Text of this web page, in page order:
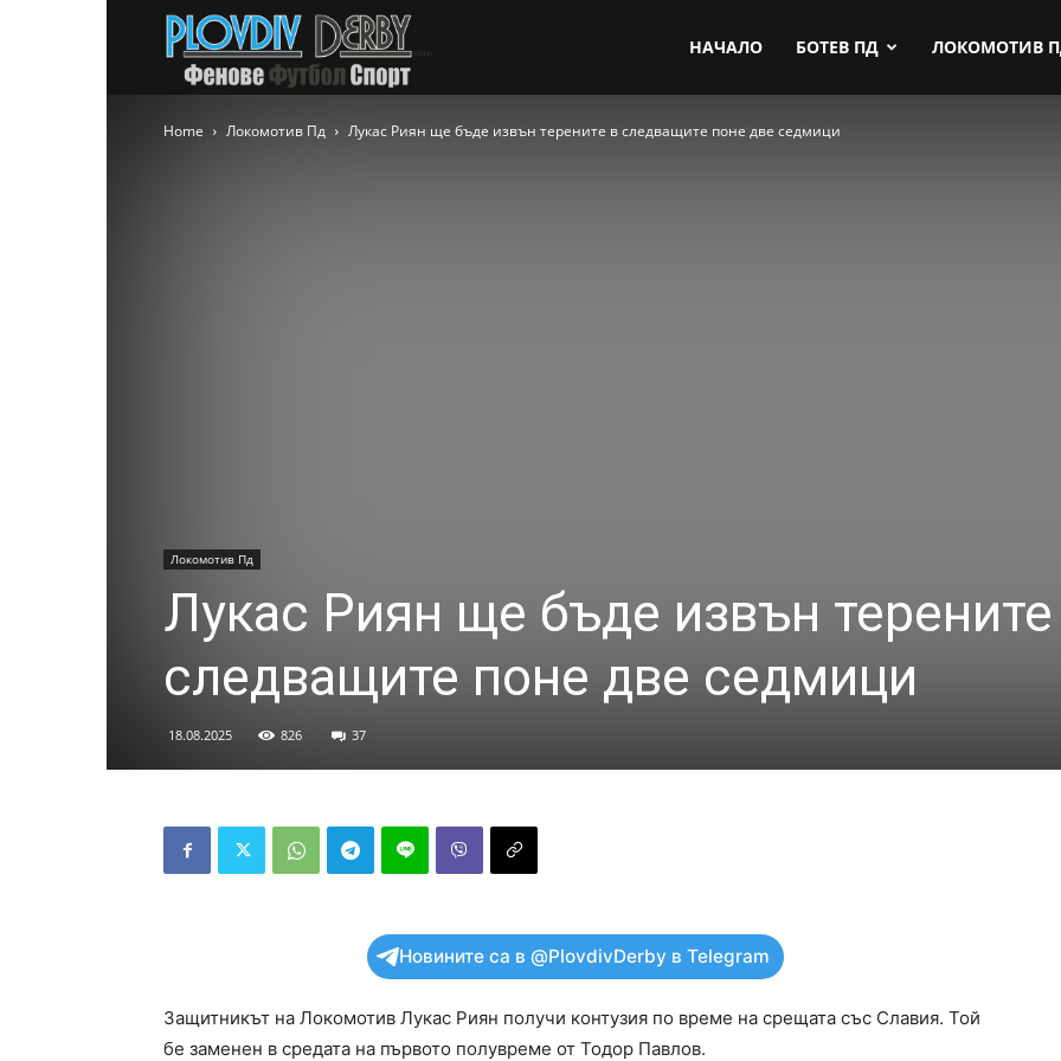
НАЧАЛО БОТЕВ ПД ЛОКОМОТИВ
Home Локомотив Пд Лукас Риян ще бъде извън терените в следващите поне две седмици
Локомотив Пд
Лукас Риян ще бъде извън
следващите поне две седмици
18.08.2025 826 37
Новините са в @PlovdivDerby в Telegram
Защитникът на Локомотив Лукас Риян получи контузия по време на срещата със Славия. Той
бе заменен в средата на първото полувреме от Тодор Павлов.